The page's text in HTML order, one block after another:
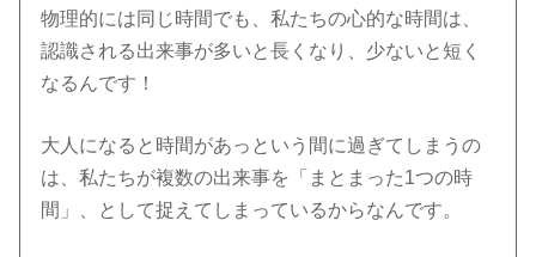
物理的には同じ時間でも、私たちの心的な時間は、
認識される出来事が多いと長くなり、少ないと短く
なるんです！
大人になると時間があっという間に過ぎてしまうの
は、私たちが複数の出来事を「まとまった1つの時
間」、として捉えてしまっているからなんです。